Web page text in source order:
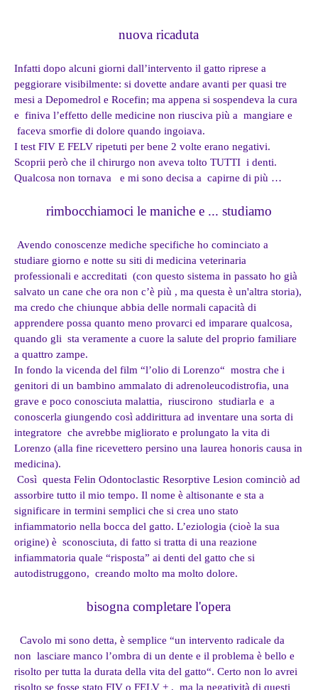
nuova ricaduta
Infatti dopo alcuni giorni dall’intervento il gatto riprese a
peggiorare visibilmente: si dovette andare avanti per quasi tre
mesi a Depomedrol e Rocefin; ma appena si sospendeva la cura
e finiva l’effetto delle medicine non riusciva più a mangiare e
faceva smorfie di dolore quando ingoiava.
I test FIV E FELV ripetuti per bene 2 volte erano negativi.
Scoprii però che il chirurgo non aveva tolto TUTTI i denti.
Qualcosa non tornava e mi sono decisa a capirne di più …
rimbocchiamoci le maniche e ... studiamo
Avendo conoscenze mediche specifiche ho cominciato a
studiare giorno e notte su siti di medicina veterinaria
professionali e accreditati (con questo sistema in passato ho già
salvato un cane che ora non c’è più , ma questa è un'altra storia),
ma credo che chiunque abbia delle normali capacità di
apprendere possa quanto meno provarci ed imparare qualcosa,
quando gli sta veramente a cuore la salute del proprio familiare
a quattro zampe.
In fondo la vicenda del film “l’olio di Lorenzo“ mostra che i
genitori di un bambino ammalato di adrenoleucodistrofia, una
grave e poco conosciuta malattia, riuscirono studiarla e a
conoscerla giungendo così addirittura ad inventare una sorta di
integratore che avrebbe migliorato e prolungato la vita di
Lorenzo (alla fine ricevettero persino una laurea honoris causa in
medicina).
Così questa Felin Odontoclastic Resorptive Lesion cominciò ad
assorbire tutto il mio tempo. Il nome è altisonante e sta a
significare in termini semplici che si crea uno stato
infiammatorio nella bocca del gatto. L’eziologia (cioè la sua
origine) è sconosciuta, di fatto si tratta di una reazione
infiammatoria quale “risposta” ai denti del gatto che si
autodistruggono, creando molto ma molto dolore.
bisogna completare l'opera
Cavolo mi sono detta, è semplice “un intervento radicale da
non lasciare manco l’ombra di un dente e il problema è bello e
risolto per tutta la durata della vita del gatto“. Certo non lo avrei
risolto se fosse stato FIV o FELV + , ma la negatività di questi